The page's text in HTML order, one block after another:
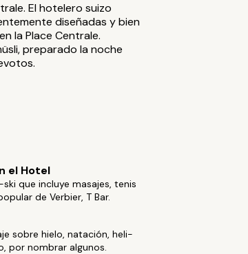
El hotelero suizo
diseñadas y bien
la Place Centrale.
preparado la noche
el Hotel
que incluye masajes, tenis
de Verbier, T Bar.
sobre hielo, natación, heli-
por nombrar algunos.